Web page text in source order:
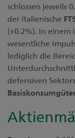
schlossen jeweils
der italienische
(+0.2%). In
wesentliche
lediglich die
defensiven